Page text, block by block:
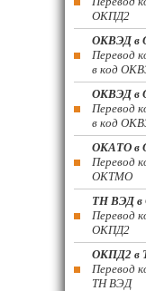
ОКПД2
ОКВЭД в
Перевод
в код
ОКВЭД в
Перевод
в код
ОКАТО в
Перевод
ОКТМО
ТН ВЭД
Перевод
ОКПД2
ОКПД2 в
Перевод
ТН ВЭД